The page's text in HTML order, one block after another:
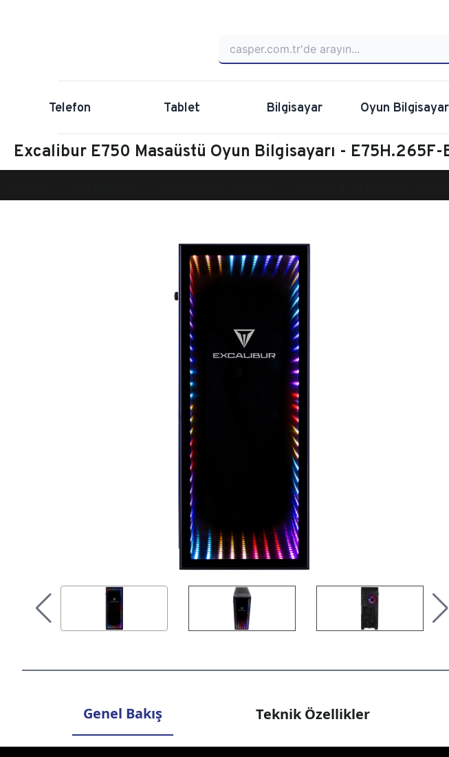
Telefon Tablet Bilgisayar Oyun
Excalibur E750 Masaüstü Oyun Bilgisayarı -
Genel Bakış Teknik Özellikler